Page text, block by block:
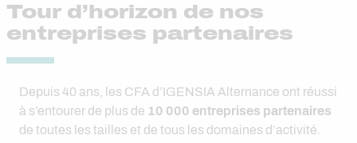
Tour d’horizon de nos
entreprises partenaires
Depuis 40 ans, les CFA d’IGENSIA Alternance ont réussi
à s’entourer de plus de 10 000 entreprises partenaires
de toutes les tailles et de tous les domaines d’activité.